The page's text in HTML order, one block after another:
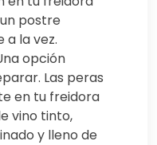
postre
a la vez.
opción
Las peras
en tu freidora
vino tinto,
y lleno de